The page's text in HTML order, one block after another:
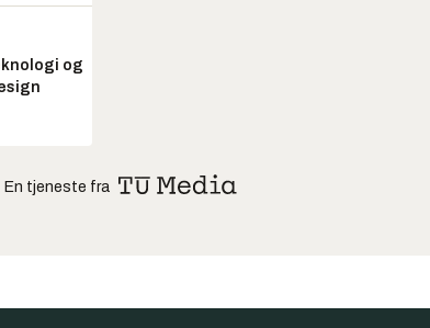
og
En tjeneste fra